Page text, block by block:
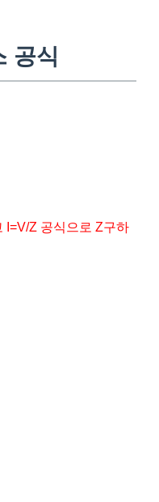
공식
I=V/Z 공식으로 Z구하